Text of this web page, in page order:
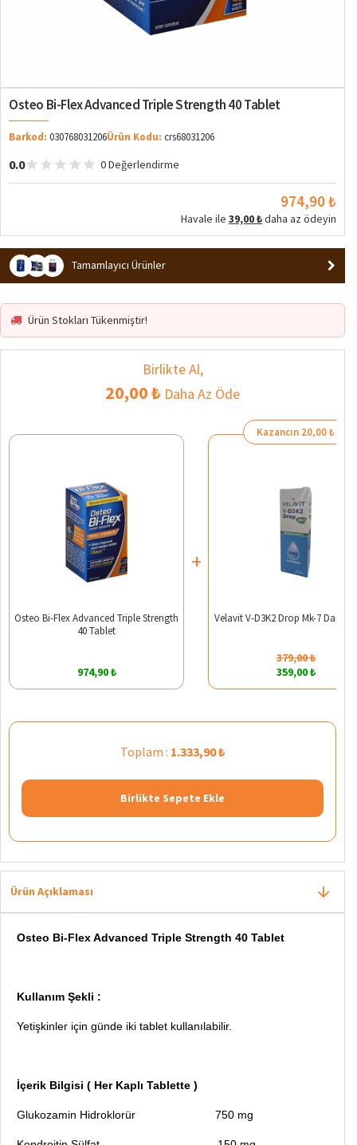
Osteo Bi-Flex Advanced Triple Strength 40 Tablet
Barkod: 030768031206Ürün Kodu: crs68031206
0.0 0 Değerlendirme
974,90 ₺
Havale ile 39,00 ₺daha az ödeyin
Tamamlayıcı Ürünler
Ürün Stokları Tükenmiştir!
Birlikte Al,
20,00 ₺ Daha Az Öde
Osteo Bi-Flex Advanced Triple Strength
40 Tablet
974,90 ₺
+
Kazancın 20,00 ₺
Velavit V-D3K2 Drop Mk-7 Damla
379,00 ₺
359,00 ₺
Toplam : 1.333,90 ₺
Birlikte Sepete Ekle
Ürün Açıklaması
Osteo Bi-Flex Advanced Triple Strength 40 Tablet
Kullanım Şekli :
Yetişkinler için günde iki tablet kullanılabilir.
İçerik Bilgisi ( Her Kaplı Tablette )
Glukozamin Hidroklorür 750 mg